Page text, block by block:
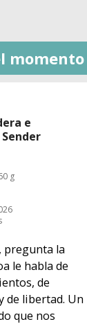
momento
e
g
pregunta la
le habla de
de
de libertad. Un
que nos